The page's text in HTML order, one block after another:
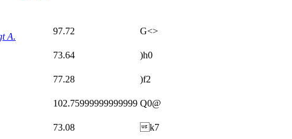
A.
97.72 G<>
73.64 )h0
77.28 )f2
102.75999999999999 Q0@
73.08 k7